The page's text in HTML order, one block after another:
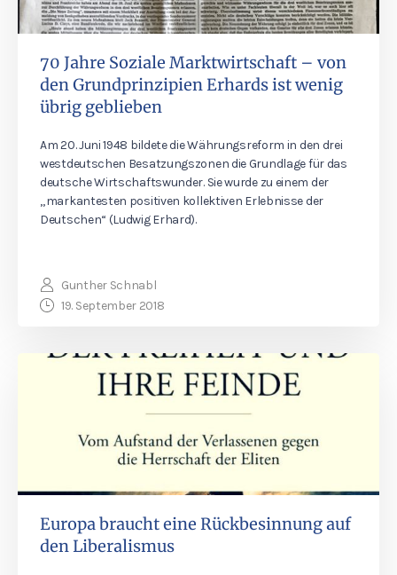
70 Jahre Soziale Marktwirtschaft – von
den Grundprinzipien Erhards ist wenig
übrig geblieben
Am 20. Juni 1948 bildete die Währungsreform in den drei
westdeutschen Besatzungszonen die Grundlage für das
deutsche Wirtschaftswunder. Sie wurde zu einem der
„markantesten positiven kollektiven Erlebnisse der
Deutschen“ (Ludwig Erhard).
Gunther Schnabl
19. September 2018
Europa braucht eine Rückbesinnung auf
den Liberalismus